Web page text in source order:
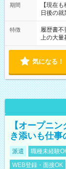
たくない
の方へ
の勤務時
期間
【現在
日後の就
特徴 履歴書不
上の大量
気になる！
【オープニ
き添いも仕事
派遣 職種未経験
WEB登録・面接OK